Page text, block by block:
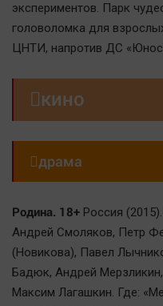
экспериментов. Парк
головоломка для
ЦНТИ, напротив ДС
кино
драма
Родина. 18+ Россия
Андрей Смоляков, Петр
(Новикова), Павел
Бадюк, Андрей
Максим Лагашкин. Где: